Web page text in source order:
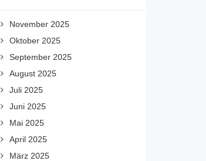
November 2025
Oktober 2025
September 2025
August 2025
Juli 2025
Juni 2025
Mai 2025
April 2025
März 2025